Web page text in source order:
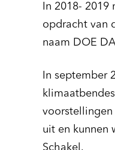
In 2018- 2019
opdracht van
naam DOE
In september
voorstellingen
uit en kunnen
Schakel.